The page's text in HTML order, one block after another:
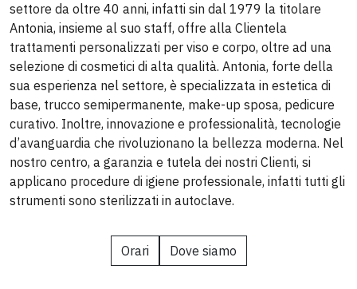
settore da oltre 40 anni, infatti sin dal 1979 la titolare
Antonia, insieme al suo staff, offre alla Clientela
trattamenti personalizzati per viso e corpo, oltre ad una
selezione di cosmetici di alta qualità. Antonia, forte della
sua esperienza nel settore, è specializzata in estetica di
base, trucco semipermanente, make-up sposa, pedicure
curativo. Inoltre, innovazione e professionalità, tecnologie
d’avanguardia che rivoluzionano la bellezza moderna. Nel
nostro centro, a garanzia e tutela dei nostri Clienti, si
applicano procedure di igiene professionale, infatti tutti gli
strumenti sono sterilizzati in autoclave.
Orari Dove siamo